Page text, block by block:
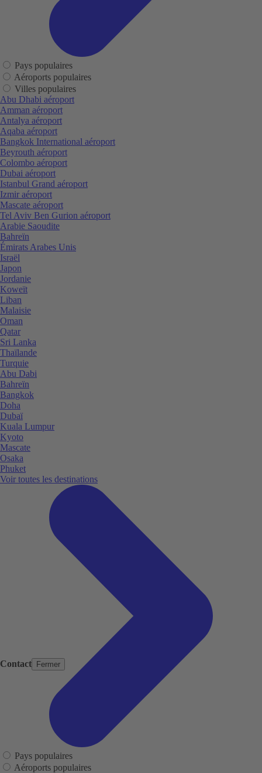
Contact Fermer
Pays populaires
Aéroports populaires
Villes populaires
Abu Dhabi aéroport
Amman aéroport
Antalya aéroport
Aqaba aéroport
Bangkok International aéroport
Beyrouth aéroport
Colombo aéroport
Dubai aéroport
Istanbul Grand aéroport
Izmir aéroport
Mascate aéroport
Tel Aviv Ben Gurion aéroport
Arabie Saoudite
Bahreïn
Émirats Arabes Unis
Israël
Japon
Jordanie
Koweït
Liban
Malaisie
Oman
Qatar
Sri Lanka
Thaïlande
Turquie
Abu Dabi
Bahreïn
Bangkok
Doha
Dubaï
Kuala Lumpur
Kyoto
Mascate
Osaka
Phuket
Voir toutes les destinations
Pays populaires
Aéroports populaires